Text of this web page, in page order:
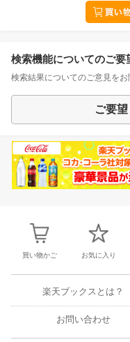
検索機能についてのご要
検索結果についてのご意見をお
ご要
買い物かご お気に入り
楽天ブックスとは？
お問い合わせ